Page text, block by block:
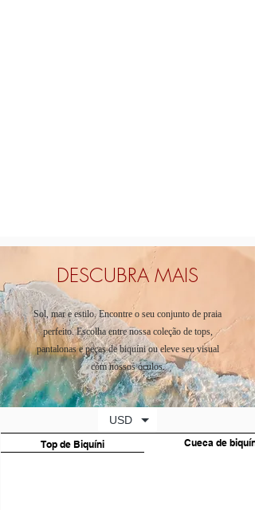
DESCUBRA MAIS
Sol, mar e estilo. Encontre o seu conjunto de praia
perfeito. Escolha entre nossa coleção de tops,
pantalonas e peças de biquíni ou eleve seu visual
com nossos óculos.
USD
Top de Biquíni Cueca de biquíni